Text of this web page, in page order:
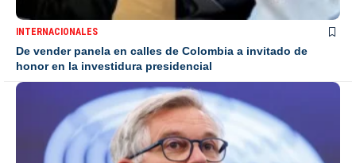
INTERNACIONALES
De vender panela en calles de Colombia a invitado de
honor en la investidura presidencial